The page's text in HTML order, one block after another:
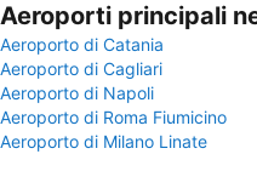
Aeroporti principali
Aeroporto di Catania
Aeroporto di Cagliari
Aeroporto di Napoli
Aeroporto di Roma Fiumicino
Aeroporto di Milano Linate